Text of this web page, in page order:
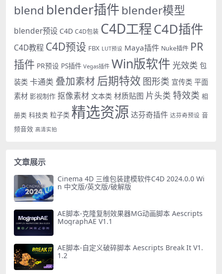
blend blender插件 blender模型
blender预设 C4D C4D包装 C4D工程C4D插件
C4D教程 C4D预设 FBX LUT预设 Maya插件 Nuke插件 PR
插件 PR预设 PS插件 Vegas插件 Win版软件 光效类 包
装类 卡通类 叠加素材 后期特效 图形类 宣传类 平面
素材 影视制作 抠像素材 文本类 材质贴图 片头类 特效类 相
册类 科技类 粒子类 精选资源 达芬奇插件 达芬奇预设 音
频音效 高清实拍
文章展示
Cinema 4D 三维包装建模软件C4D 2024.0.0 Wi
n 中文版/英文版/破解版
AE脚本-克隆复制效果器MG动画脚本 Aescripts
MographAE V1.1
AE脚本-自定义破碎脚本 Aescripts Break It V1.
1.2